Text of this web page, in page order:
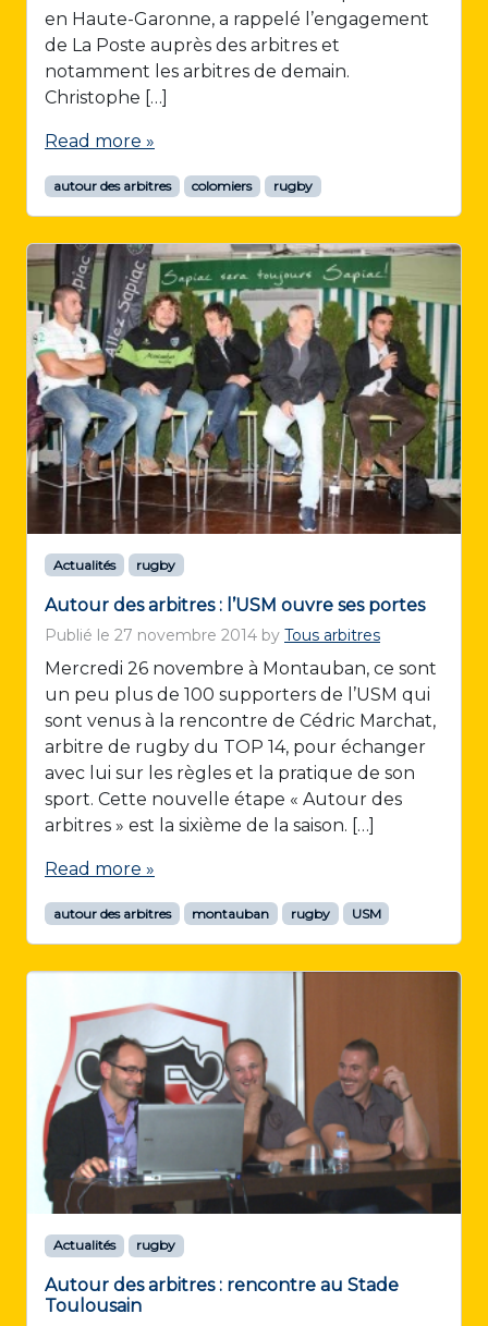
en Haute-Garonne, a rappelé l’engagement
de La Poste auprès des arbitres et
notamment les arbitres de demain.
Christophe […]
Read more »
autour des arbitres colomiers rugby
Actualités rugby
Autour des arbitres : l’USM ouvre ses portes
Publié le 27 novembre 2014 by Tous arbitres
Mercredi 26 novembre à Montauban, ce sont
un peu plus de 100 supporters de l’USM qui
sont venus à la rencontre de Cédric Marchat,
arbitre de rugby du TOP 14, pour échanger
avec lui sur les règles et la pratique de son
sport. Cette nouvelle étape « Autour des
arbitres » est la sixième de la saison. […]
Read more »
autour des arbitres montauban rugby USM
Actualités rugby
Autour des arbitres : rencontre au Stade
Toulousain